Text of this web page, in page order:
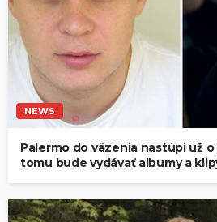
NEWS
Palermo do väzenia nastúpi už
tomu bude vydávať albumy a